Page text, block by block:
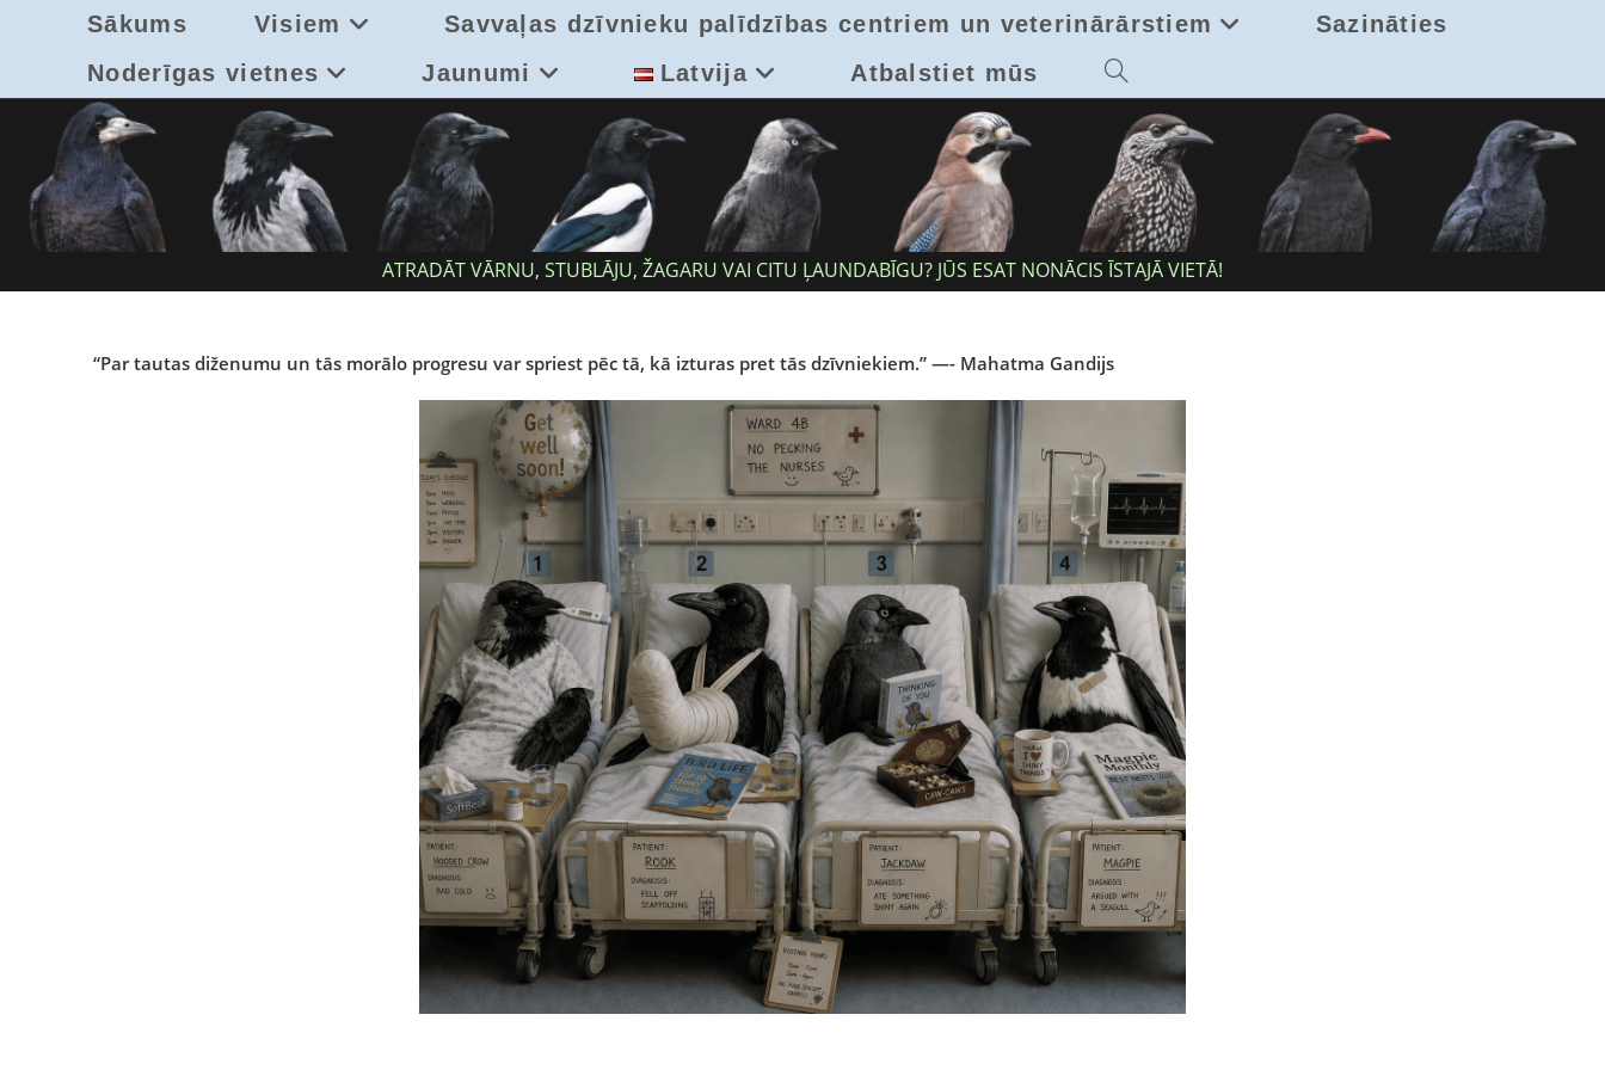
Sākums Visiem Savvaļas dzīvnieku palīdzības centriem un veterinārārstiem
Sazināties
Noderīgas vietnes
Jaunumi Latvija Atbalstiet mūs Toggle
website
search
ATRADĀT VĀRNU, STUBLĀJU, ŽAGARU VAI CITU ĻAUNDABĪGU? JŪS ESAT NONĀCIS ĪSTAJĀ VIETĀ!
“Par tautas diženumu un tās morālo progresu var spriest pēc tā, kā izturas pret tās dzīvniekiem.” —- Mahatma Gandijs